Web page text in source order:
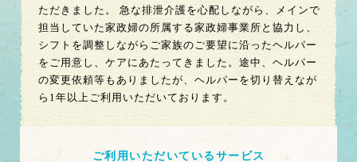
ただきました。 急な排泄介護を心配しながら、メインで
担当していた家政婦の所属する家政婦事業所と協力し、
シフトを調整しながらご家族のご要望に沿ったヘルパー
をご用意し、ケアにあたってきました。途中、ヘルパー
の変更依頼等もありましたが、ヘルパーを切り替えなが
ら1年以上ご利用いただいております。
ご利用いただいているサービス